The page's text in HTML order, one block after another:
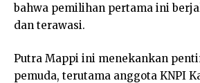
bahwa pemilihan pertama ini
dan terawasi.
Putra Mappi ini menekankan
pemuda, terutama anggota KNPI